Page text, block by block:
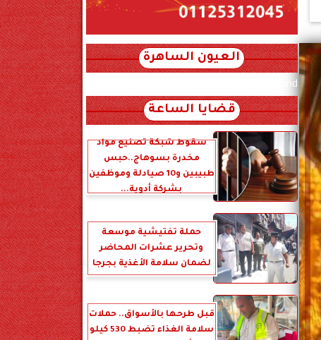
العيون الساهرة
xml_json/rss/~12.xml x0n not found
قضايا الساعة
سقوط شبكة تصنيع مواد
مخدرة بسوهاج..حبس
طبيبين و10 صيادلة وموظفين
بشركة أدوية...
حملة تفتيشية موسعة
وتحرير عشرات المحاضر
لضمان سلامة الأغذية بجرجا
قبل طرحها بالأسواق.. حملات
سلامة الغذاء تضبط 530 كيلو